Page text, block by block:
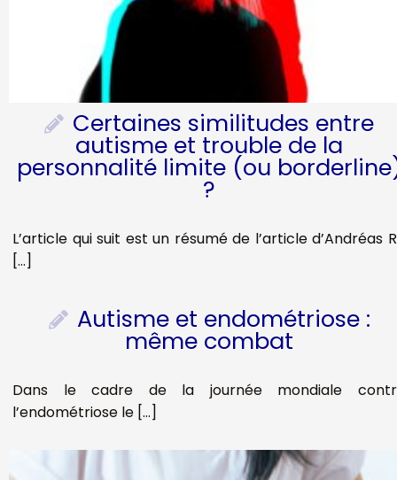
Certaines similitudes entre
autisme et trouble de la
personnalité limite (ou
?
L’article qui suit est un résumé de l’article d’Andréas
[…]
Autisme et endométriose :
même combat
Dans le cadre de la journée mondiale
l’endométriose le […]